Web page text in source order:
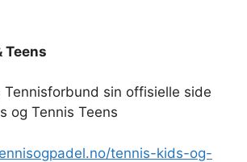
Teens
Tennisforbund sin offisielle side
og Tennis Teens
tennis-kids-og-